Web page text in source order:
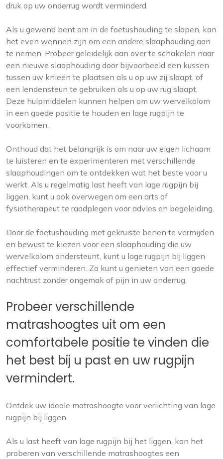
druk op uw onderrug wordt verminderd.
Als u gewend bent om in de foetushouding te slapen, kan
het even wennen zijn om een andere slaaphouding aan
te nemen. Probeer geleidelijk aan over te schakelen naar
een nieuwe slaaphouding door bijvoorbeeld een kussen
tussen uw knieën te plaatsen als u op uw zij slaapt, of
een lendensteun te gebruiken als u op uw rug slaapt.
Deze hulpmiddelen kunnen helpen om uw wervelkolom
in een goede positie te houden en lage rugpijn te
voorkomen.
Onthoud dat het belangrijk is om naar uw eigen lichaam
te luisteren en te experimenteren met verschillende
slaaphoudingen om te ontdekken wat het beste voor u
werkt. Als u regelmatig last heeft van lage rugpijn bij
liggen, kunt u ook overwegen om een arts of
fysiotherapeut te raadplegen voor advies en begeleiding.
Door de foetushouding met gekruiste benen te vermijden
en bewust te kiezen voor een slaaphouding die uw
wervelkolom ondersteunt, kunt u lage rugpijn bij liggen
effectief verminderen. Zo kunt u genieten van een goede
nachtrust zonder ongemak of pijn in uw onderrug.
Probeer verschillende
matrashoogtes uit om een
comfortabele positie te vinden die
het best bij u past en uw rugpijn
vermindert.
Ontdek uw ideale matrashoogte voor verlichting van lage
rugpijn bij liggen
Als u last heeft van lage rugpijn bij het liggen, kan het
proberen van verschillende matrashoogtes een